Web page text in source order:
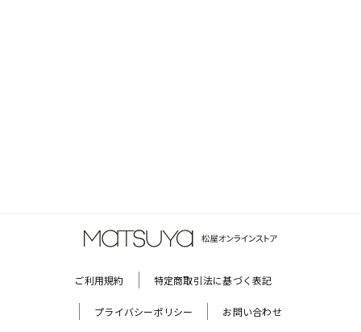
ご利用規約 特定商取引法に基づく表記
プライバシーポリシー お問い合わせ